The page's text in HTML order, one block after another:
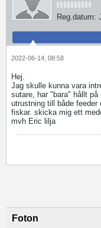
Reg.datum:
2022-06-14, 08:58
Hej.
Jag skulle kunna vara
sutare, har "bara" hållt
utrustning till både feeder
fiskar. skicka mig ett
mvh Eric lilja
Foton